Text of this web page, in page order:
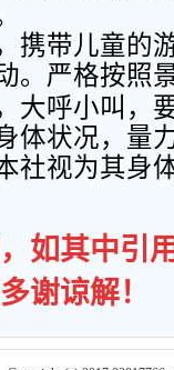
携带儿童的
。严格按照
大呼小叫，
体状况，量
社视为其身
如其中引
谢谅解！